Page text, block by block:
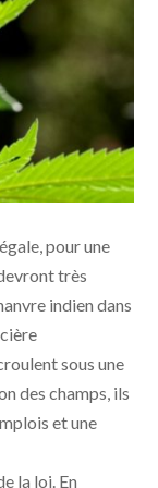
pour une
très
indien dans
sous une
des champs, ils
et une
la loi. En